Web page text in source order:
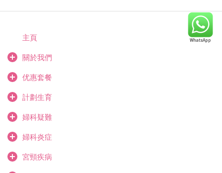
主頁
關於我們
优惠套餐
計劃生育
婦科疑難
婦科炎症
宮頸疾病